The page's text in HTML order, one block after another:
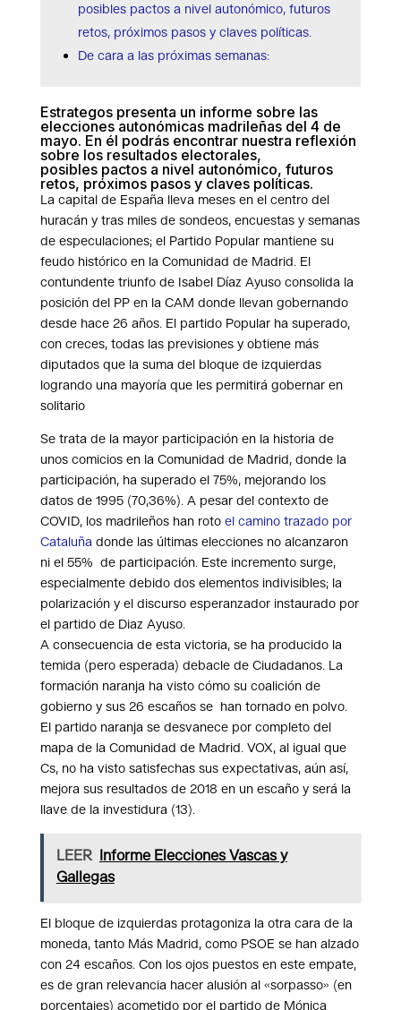
posibles pactos a nivel autonómico, futuros
retos, próximos pasos y claves políticas.
De cara a las próximas semanas:
Estrategos presenta un informe sobre las
elecciones autonómicas madrileñas del 4 de
mayo. En él podrás encontrar nuestra reflexión
sobre los resultados electorales,
posibles pactos a nivel autonómico, futuros
retos, próximos pasos y claves políticas.
La capital de España lleva meses en el centro del
huracán y tras miles de sondeos, encuestas y semanas
de especulaciones; el Partido Popular mantiene su
feudo histórico en la Comunidad de Madrid. El
contundente triunfo de Isabel Díaz Ayuso consolida la
posición del PP en la CAM donde llevan gobernando
desde hace 26 años. El partido Popular ha superado,
con creces, todas las previsiones y obtiene más
diputados que la suma del bloque de izquierdas
logrando una mayoría que les permitirá gobernar en
solitario
Se trata de la mayor participación en la historia de
unos comicios en la Comunidad de Madrid, donde la
participación, ha superado el 75%, mejorando los
datos de 1995 (70,36%). A pesar del contexto de
COVID, los madrileños han roto el camino trazado por
Cataluñadonde las últimas elecciones no alcanzaron
ni el 55% de participación. Este incremento surge,
especialmente debido dos elementos indivisibles; la
polarización y el discurso esperanzador instaurado por
el partido de Diaz Ayuso.
A consecuencia de esta victoria, se ha producido la
temida (pero esperada) debacle de Ciudadanos. La
formación naranja ha visto cómo su coalición de
gobierno y sus 26 escaños se han tornado en polvo.
El partido naranja se desvanece por completo del
mapa de la Comunidad de Madrid. VOX, al igual que
Cs, no ha visto satisfechas sus expectativas, aún así,
mejora sus resultados de 2018 en un escaño y será la
llave de la investidura (13).
LEER Informe Elecciones Vascas y
Gallegas
El bloque de izquierdas protagoniza la otra cara de la
moneda, tanto Más Madrid, como PSOE se han alzado
con 24 escaños. Con los ojos puestos en este empate,
es de gran relevancia hacer alusión al «sorpasso» (en